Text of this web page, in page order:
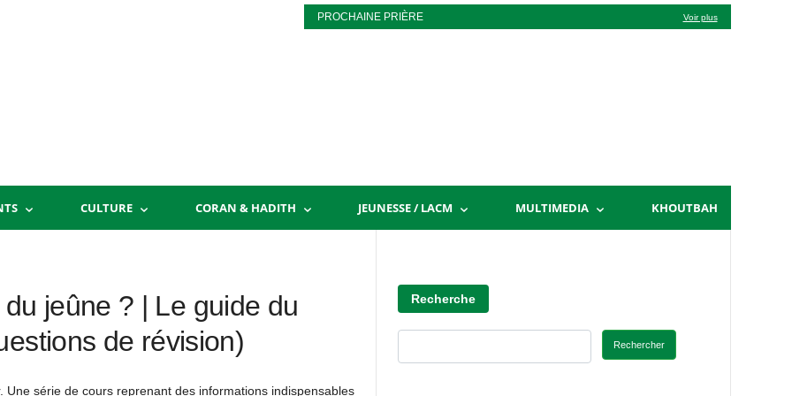
PROCHAINE PRIÈRE Voir plus
CULTURE CORAN & HADITH JEUNESSE / LACM MULTIMEDIA KHOUTBAH
jeûne ? | Le guide du
de révision)
Une série de cours reprenant des informations indispensables
Recherche
Rechercher